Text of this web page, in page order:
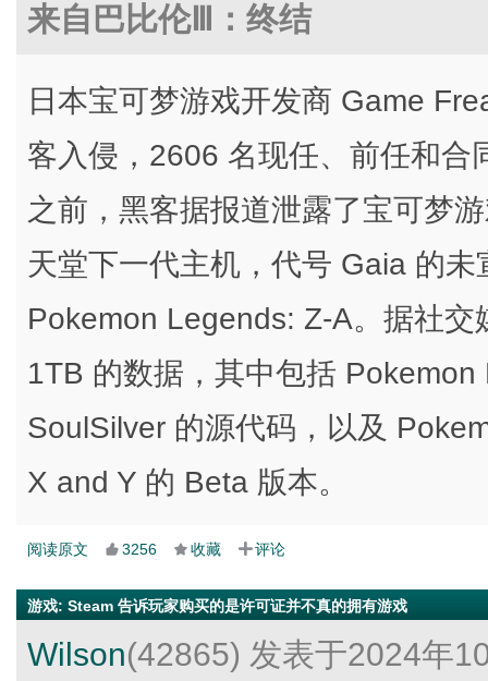
来自巴比伦Ⅲ：终结
日本宝可梦游戏开发商 Game
客入侵，2606 名现任、前任和
之前，黑客据报道泄露了宝可梦
天堂下一代主机，代号 Gaia 的
Pokemon Legends: Z-A。据社
1TB 的数据，其中包括
SoulSilver 的源代码，以及
X and Y 的 Beta 版本。
阅读原文 3256 收藏 评论
游戏: Steam 告诉玩家购买的是许可证并不真的拥有游戏
Wilson(42865) 发表于2024年